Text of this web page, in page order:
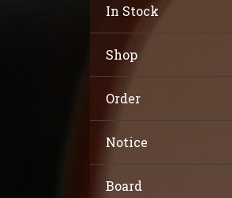
In Stock
Shop
Order
Notice
Board